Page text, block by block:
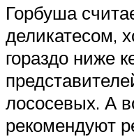
Горбуша
деликатесом,
гораздо ниже
лососевых. А
рекомендуют